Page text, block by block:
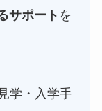
サポート を
学・入学手